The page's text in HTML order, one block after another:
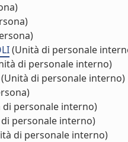
(Unità di personale
di personale interno)
(Unità di personale interno)
di personale interno)
personale interno)
di personale interno)